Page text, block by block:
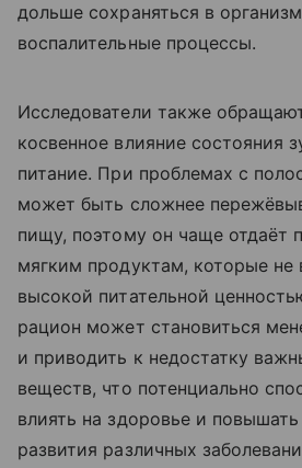
дольше сохраняться в
воспалительные процессы.
Исследователи также
косвенное влияние состояния
питание. При проблемах с
может быть сложнее
пищу, поэтому он чаще отдаёт
мягким продуктам, которые не
высокой питательной
рацион может становиться
и приводить к недостатку
веществ, что потенциально
влиять на здоровье и
развития различных